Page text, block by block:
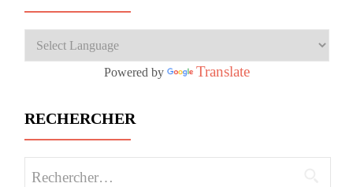
Powered by Translate
RECHERCHER